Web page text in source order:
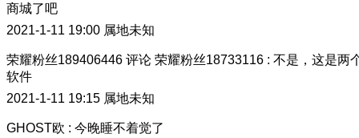
商城了吧
2021-1-11 19:00 属地未知
荣耀粉丝189406446 评论 荣耀粉丝18733116 : 不是，这是两
软件
2021-1-11 19:15 属地未知
GHOST欧 : 今晚睡不着觉了